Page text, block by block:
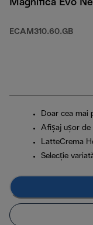
Magnifica Evo
ECAM310.60.GB
Doar cea mai
Afișaj ușor de
LatteCrema
Selecție